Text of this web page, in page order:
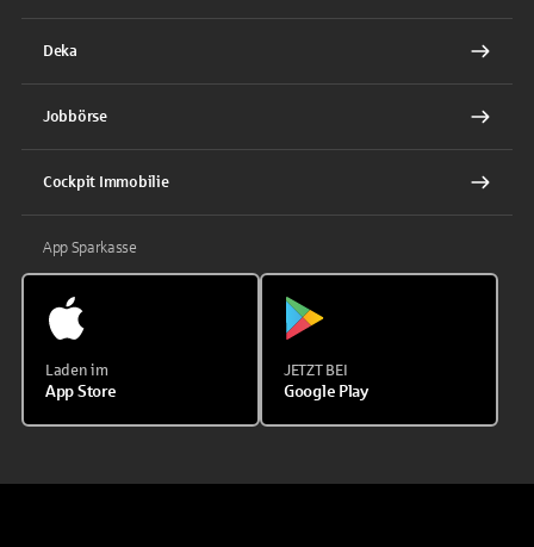
Deka
Jobbörse
Cockpit Immobilie
App Sparkasse
Laden im
App Store
JETZT BEI
Google Play